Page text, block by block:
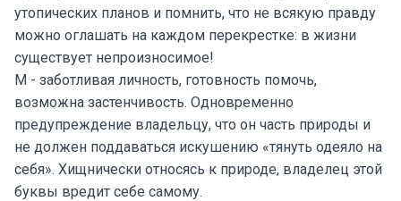
утопических планов и помнить, что не всякую правду
можно оглашать на каждом перекрестке: в жизни
существует непроизносимое!
М - заботливая личность, готовность помочь,
возможна застенчивость. Одновременно
предупреждение владельцу, что он часть природы и
не должен поддаваться искушению «тянуть одеяло на
себя». Хищнически относясь к природе, владелец этой
буквы вредит себе самому.